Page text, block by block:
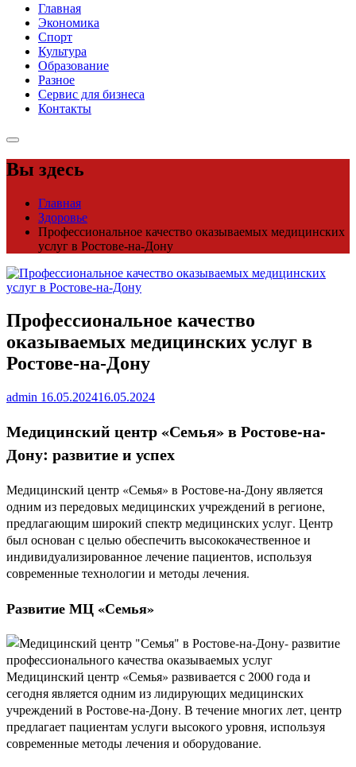
Главная
Экономика
Спорт
Культура
Образование
Разное
Сервис для бизнеса
Контакты
Вы здесь
Главная
Здоровье
Профессиональное качество оказываемых медицинских
услуг в Ростове-на-Дону
Профессиональное качество
оказываемых медицинских услуг в
Ростове-на-Дону
admin 16.05.202416.05.2024
Медицинский центр «Семья» в Ростове-на-
Дону: развитие и успех
Медицинский центр «Семья» в Ростове-на-Дону является
одним из передовых медицинских учреждений в регионе,
предлагающим широкий спектр медицинских услуг. Центр
был основан с целью обеспечить высококачественное и
индивидуализированное лечение пациентов, используя
современные технологии и методы лечения.
Развитие МЦ «Семья»
Медицинский центр «Семья» развивается с 2000 года и
сегодня является одним из лидирующих медицинских
учреждений в Ростове-на-Дону. В течение многих лет, центр
предлагает пациентам услуги высокого уровня, используя
современные методы лечения и оборудование.